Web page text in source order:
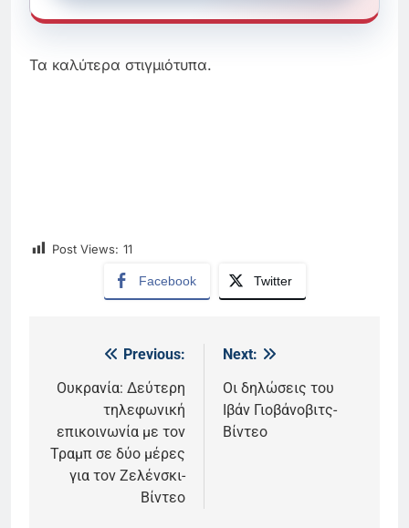
Τα καλύτερα στιγμιότυπα.
Post Views: 11
Facebook Twitter
Πλοήγηση
άρθρων
Previous:
Ουκρανία: Δεύτερη
τηλεφωνική
επικοινωνία με τον
Τραμπ σε δύο μέρες
για τον Ζελένσκι-
Βίντεο
Next:
Οι δηλώσεις του
Ιβάν Γιοβάνοβιτς-
Βίντεο